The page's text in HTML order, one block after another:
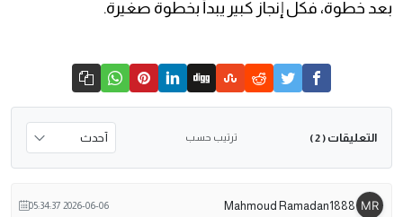
بعد خطوة، فكل إنجاز كبير يبدأ بخطوة صغيرة.
التعليقات ( 2 ) ترتيب حسب
Mahmoud Ramadan1888
2026-06-06 05:34:37